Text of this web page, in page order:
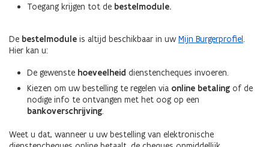
Toegang krijgen tot de bestelmodule.
De bestelmodule is altijd beschikbaar in uw Mijn Burgerprofiel.
Hier kan u:
De gewenste hoeveelheid dienstencheques invoeren.
Kiezen om uw bestelling te regelen via online betaling of de
nodige info te ontvangen met het oog op een
bankoverschrijving.
Weet u dat, wanneer u uw bestelling van elektronische